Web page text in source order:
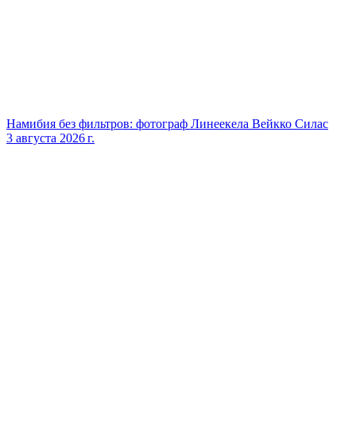
Намибия без фильтров: фотограф Линеекела Вейкко Силас
3 августа 2026 г.